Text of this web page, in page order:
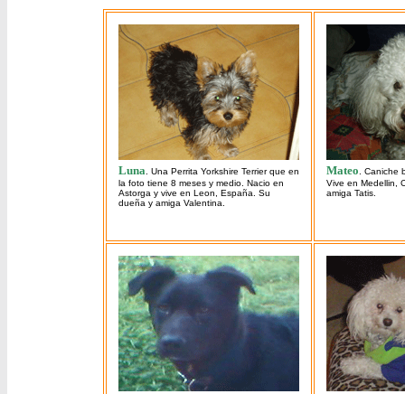
Luna . Una Perrita Yorkshire Terrier que en
la foto tiene 8 meses y medio. Nacio en
Astorga y vive en Leon, España. Su
dueña y amiga Valentina.
Mateo . Caniche
Vive en Medellin,
amiga Tatis.